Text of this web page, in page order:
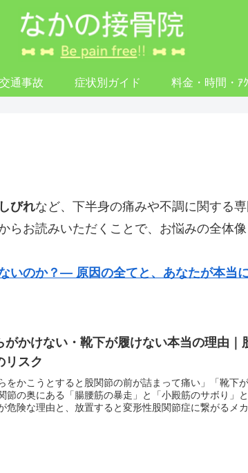
交通事故 症状別ガイド 料金・時間・ｱ
びれなど、下半身の痛みや不調に関する
お読みいただくことで、お悩みの全体
いのか？― 原因の全てと、あなたが本当
がかけない・靴下が履けない本当の理由
リスク
らをかこうとすると股関節の前が詰まって痛い」「靴下
節の奥にある「腸腰筋の暴走」と「小殿筋のサボり」
危険な理由と、放置すると変形性股関節症に繋がるメ